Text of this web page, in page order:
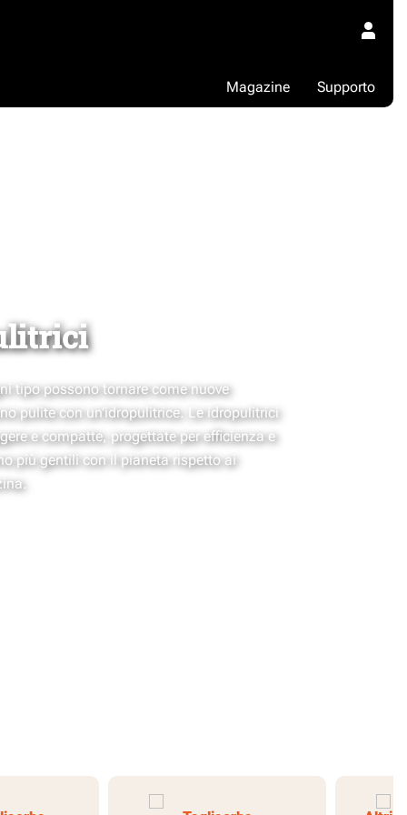
Supporto
Magazine
tipo possono tornare come nuove
pulite con un’idropulitrice. Le idropulitrici
e compatte, progettate per efficienza e
più gentili con il pianeta rispetto ai